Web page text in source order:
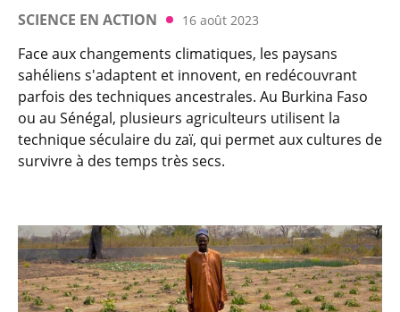
SCIENCE EN ACTION 16 août 2023
Face aux changements climatiques, les paysans
sahéliens s'adaptent et innovent, en redécouvrant
parfois des techniques ancestrales. Au Burkina Faso
ou au Sénégal, plusieurs agriculteurs utilisent la
technique séculaire du zaï, qui permet aux cultures de
survivre à des temps très secs.